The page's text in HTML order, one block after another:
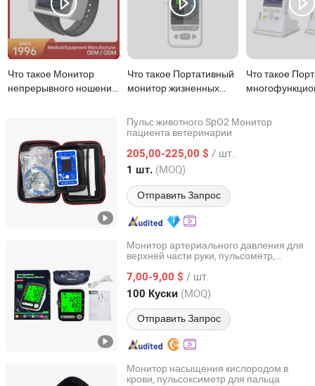
Что такое Монитор
непрерывного ношения
Что такое Портативный
монитор жизненных
SpO2, частота пульса,
температура
Что такое
артериального
Пульс животного SpO2 Монитор
пациента ветеринарии
205,00-225,00 $ / шт.
1 шт. (MOQ)
Отправить Запрос
Sunny Medical Equipment Limited
Guangdong, China с 2018
Монитор артериального давления для
верхней части руки, пульсометр,
7,00-9,00 $ / шт.
100 Куски (MOQ)
Отправить Запрос
Guangdong Huajian Medicine Instruments Co., Ltd.
Guangdong, China с 2020
Монитор насыщения кислородом в
крови, пульсоксиметр для пальца